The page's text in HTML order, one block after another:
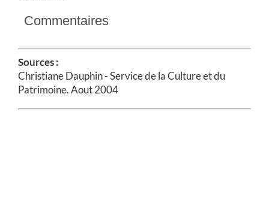
Commentaires
Sources :
Christiane Dauphin - Service de la Culture et du
Patrimoine. Aout 2004